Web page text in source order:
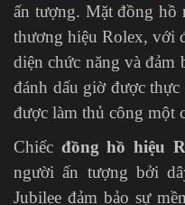
ấn tượng. Mặt đồng hồ
thương hiệu Rolex, với
diện chức năng và đảm
đánh dấu giờ được
được làm thủ công một
Chiếc đồng hồ hiệu
người ấn tượng bởi
Jubilee đảm bảo sự